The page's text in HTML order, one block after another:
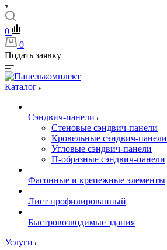
0
0
Подать заявку
Каталог
Сэндвич-панели
Стеновые сэндвич-панели
Кровельные сэндвич-панели
Угловые сэндвич-панели
П-образные сэндвич-панели
Фасонные и крепежные элементы
Лист профилированный
Быстровозводимые здания
Услуги